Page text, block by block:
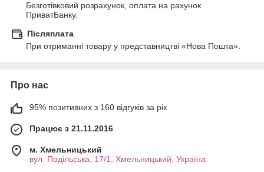
Безготівковий розрахунок, оплата на рахунок
ПриватБанку.
Післяплата
При отриманні товару у представництві «Нова Пошта».
Про нас
95% позитивних з 160 відгуків за рік
Працює з 21.11.2016
м. Хмельницький
вул. Подільська, 17/1, Хмельницький, Україна